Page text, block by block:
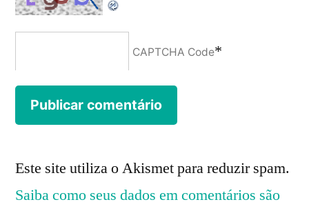
CAPTCHA Code*
Este site utiliza o Akismet para reduzir spam.
Saiba como seus dados em comentários são